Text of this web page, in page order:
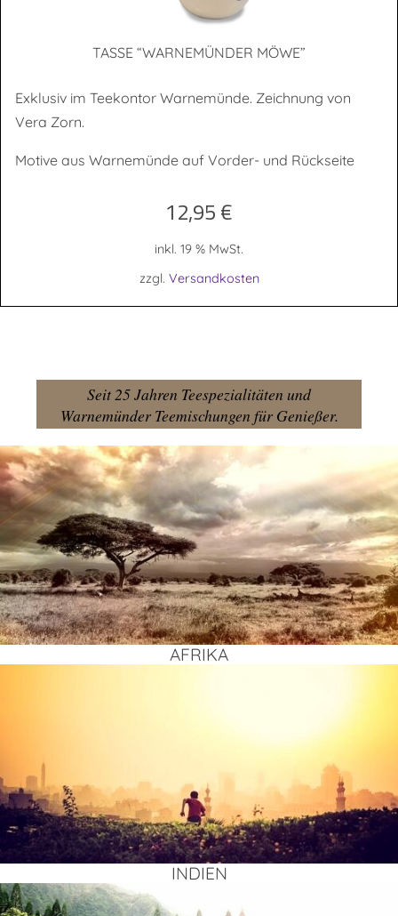
TAS­SE “WAR­NE­MÜN­DER MÖWE”
Exklusiv im Teekontor Warnemünde. Zeichnung von
Vera Zorn.
Motive aus Warnemünde auf Vorder- und Rückseite
12,95€
inkl. 19 % MwSt.
zzgl. Versandkosten
Seit 25 Jahren Teespezialitäten und
Warnemünder Teemischungen für Genießer.
AFRI­KA
INDI­EN